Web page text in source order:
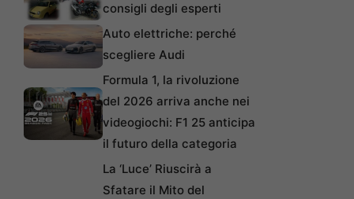
consigli degli esperti
Auto elettriche: perché
scegliere Audi
Formula 1, la rivoluzione
del 2026 arriva anche nei
videogiochi: F1 25 anticipa
il futuro della categoria
La ‘Luce’ Riuscirà a
Sfatare il Mito del